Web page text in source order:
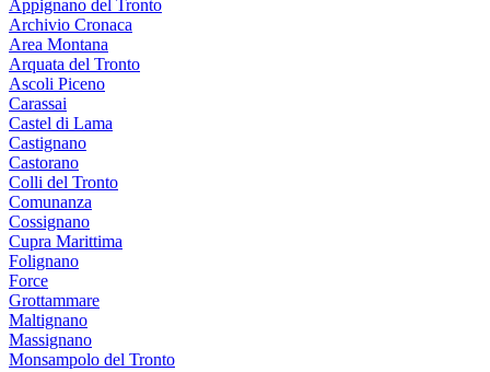
Appignano del Tronto
Archivio Cronaca
Area Montana
Arquata del Tronto
Ascoli Piceno
Carassai
Castel di Lama
Castignano
Castorano
Colli del Tronto
Comunanza
Cossignano
Cupra Marittima
Folignano
Force
Grottammare
Maltignano
Massignano
Monsampolo del Tronto